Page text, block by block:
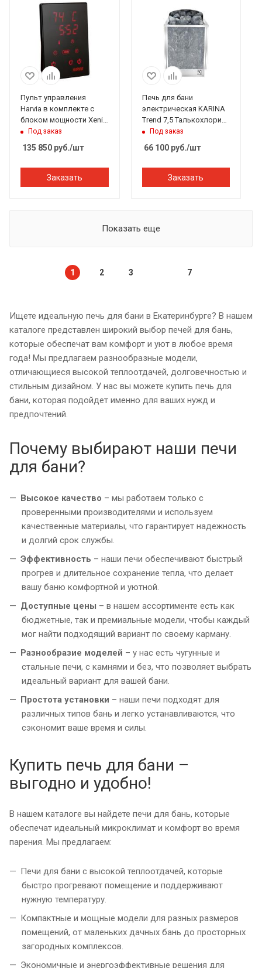
Пульт управления
Harvia в комплекте с
блоком мощности Xenio
CX1704XW CX170C Wi-Fi
д/печей до 16,5кВт
Под заказ
135 850 руб./шт
Заказать
Печь для бани
электрическая KARINA
Trend 7,5 Талькохлорит,
встроенный пульт
Под заказ
66 100руб./шт
Заказать
Показать еще
1 2 3 7
Ищете идеальную печь для бани в Екатеринбурге? В нашем
каталоге представлен широкий выбор печей для бань,
которые обеспечат вам комфорт и уют в любое время
года! Мы предлагаем разнообразные модели,
отличающиеся высокой теплоотдачей, долговечностью и
стильным дизайном. У нас вы можете купить печь для
бани, которая подойдет именно для ваших нужд и
предпочтений.
Почему выбирают наши печи
для бани?
Высокое качество – мы работаем только с
проверенными производителями и используем
качественные материалы, что гарантирует надежность
и долгий срок службы.
Эффективность – наши печи обеспечивают быстрый
прогрев и длительное сохранение тепла, что делает
вашу баню комфортной и уютной.
Доступные цены – в нашем ассортименте есть как
бюджетные, так и премиальные модели, чтобы каждый
мог найти подходящий вариант по своему карману.
Разнообразие моделей – у нас есть чугунные и
стальные печи, с камнями и без, что позволяет выбрать
идеальный вариант для вашей бани.
Простота установки – наши печи подходят для
различных типов бань и легко устанавливаются, что
сэкономит ваше время и силы.
Купить печь для бани –
выгодно и удобно!
В нашем каталоге вы найдете печи для бань, которые
обеспечат идеальный микроклимат и комфорт во время
парения. Мы предлагаем:
Печи для бани с высокой теплоотдачей, которые
быстро прогревают помещение и поддерживают
нужную температуру.
Компактные и мощные модели для разных размеров
помещений, от маленьких дачных бань до просторных
загородных комплексов.
Экономичные и энергоэффективные решения для